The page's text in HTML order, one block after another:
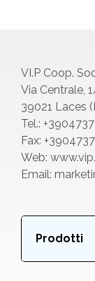
VI.P Coop.
Via Centrale,
39021 Laces
Tel.:
Fax:
Web:
Email:
Prodotti